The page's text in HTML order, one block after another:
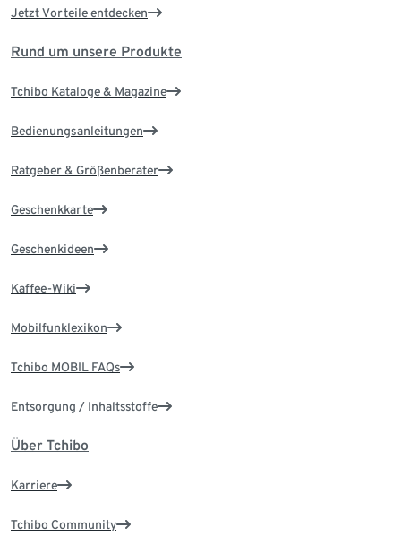
Jetzt Vorteile entdecken
Rund um unsere Produkte
Tchibo Kataloge & Magazine
Bedienungsanleitungen
Ratgeber & Größenberater
Geschenkkarte
Geschenkideen
Kaffee-Wiki
Mobilfunklexikon
Tchibo MOBIL FAQs
Entsorgung / Inhaltsstoffe
Über Tchibo
Karriere
Tchibo Community